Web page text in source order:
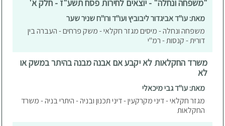
"משפחה ונחלה" - יוצאים לחירות פסח תשע"ז - חלק א'
מאת: עו"ד אביגדור ליבוביץ ועו"ד ורו"ח שניר שער
משפחה ונחלה - מיסים מגזר חקלאי - משק פרחים - העברה בין
דורית - קנסות - רמ"י
משרד החקלאות לא יקבע אם אבנה מבנה בהיתר במשק או
לא
מאת: עו"ד גבי מיכאלי
מגזר חקלאי - דיני מקרקעין - דיני תכנון ובניה - היתרי בניה - משרד
החקלאות